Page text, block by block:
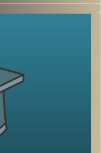
עמיר לבקוביץ',
בוגרת המחזור
העבודה – החל
השונים, דרך
הסופי והמפגש